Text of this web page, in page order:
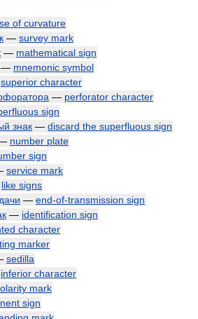
of curvature
— survey mark
— mathematical sign
— mnemonic symbol
superior character
— perforator character
sign
знак — discard the superfluous sign
number plate
sign
service mark
like signs
— end-of-transmission sign
— identification sign
character
marker
sedilla
inferior character
mark
sign